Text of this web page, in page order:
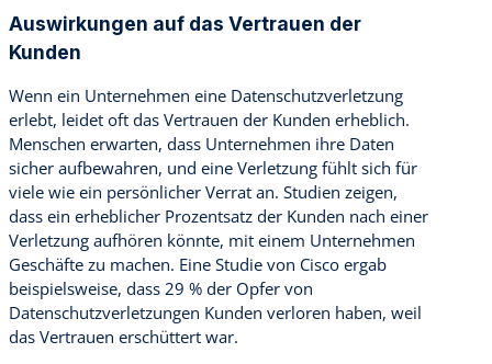
Auswirkungen auf das Vertrauen der
Kunden
Wenn ein Unternehmen eine Datenschutzverletzung
erlebt, leidet oft das Vertrauen der Kunden erheblich.
Menschen erwarten, dass Unternehmen ihre Daten
sicher aufbewahren, und eine Verletzung fühlt sich für
viele wie ein persönlicher Verrat an. Studien zeigen,
dass ein erheblicher Prozentsatz der Kunden nach einer
Verletzung aufhören könnte, mit einem Unternehmen
Geschäfte zu machen. Eine Studie von Cisco ergab
beispielsweise, dass 29 % der Opfer von
Datenschutzverletzungen Kunden verloren haben, weil
das Vertrauen erschüttert war.